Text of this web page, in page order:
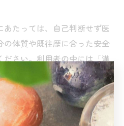
たっては、自己判断せず医
の体質や既往歴に合った安全
ださい。利用者の中には「漢
続けたら、PMSのむくみや頭
も多く、複合的なアプローチ